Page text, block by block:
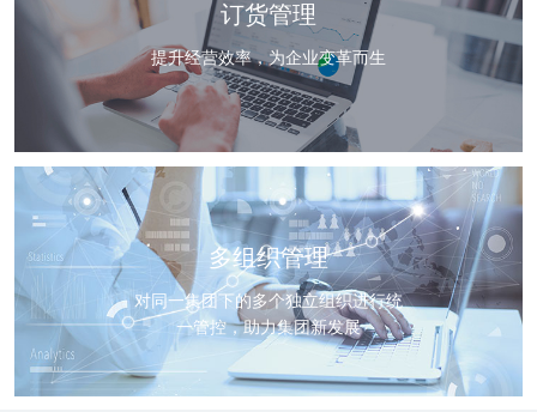
订货管理
提升经营效率，为企业变革而生
多组织管理
对同一集团下的多个独立组织进行统
一管控，助力集团新发展